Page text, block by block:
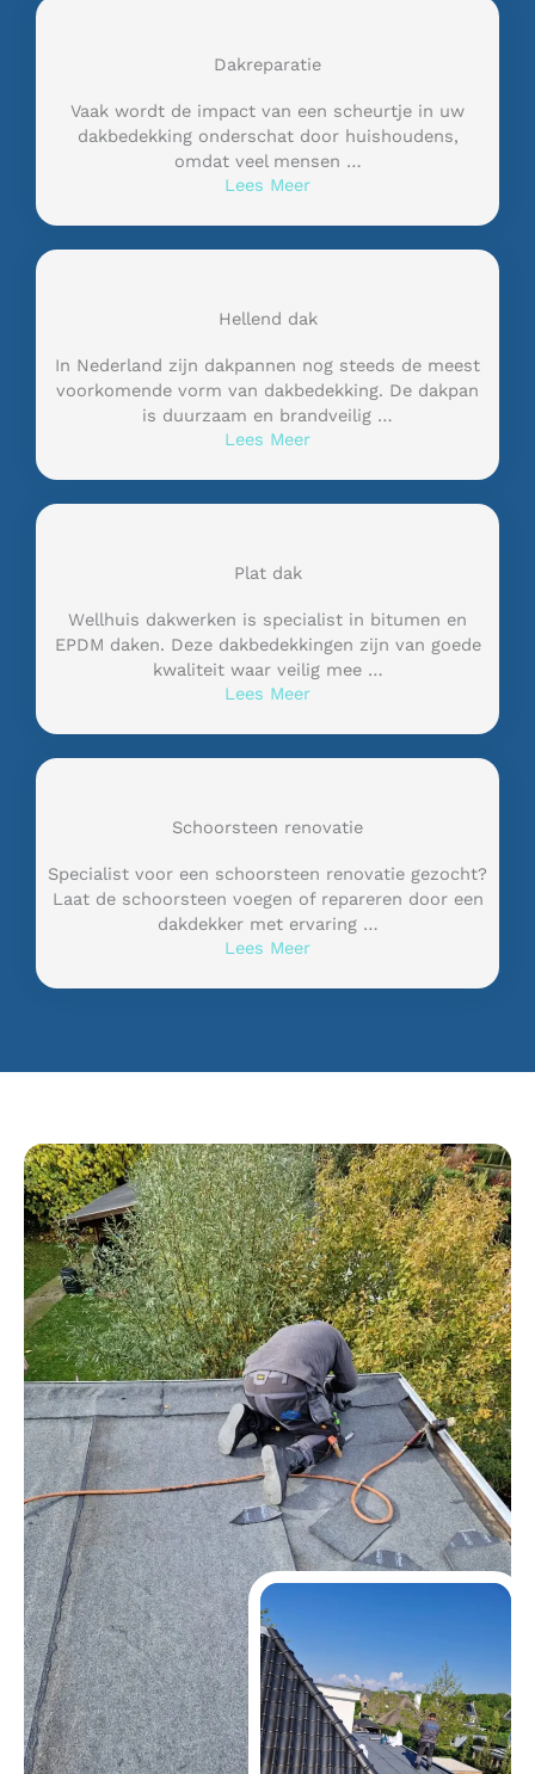
Dakreparatie
Vaak wordt de impact van een scheurtje in uw
dakbedekking onderschat door huishoudens,
omdat veel mensen …
Lees Meer
Hellend dak
In Nederland zijn dakpannen nog steeds de meest
voorkomende vorm van dakbedekking. De dakpan
is duurzaam en brandveilig …
Lees Meer
Plat dak
Wellhuis dakwerken is specialist in bitumen en
EPDM daken. Deze dakbedekkingen zijn van goede
kwaliteit waar veilig mee …
Lees Meer
Schoorsteen renovatie
Specialist voor een schoorsteen renovatie gezocht?
Laat de schoorsteen voegen of repareren door een
dakdekker met ervaring …
Lees Meer